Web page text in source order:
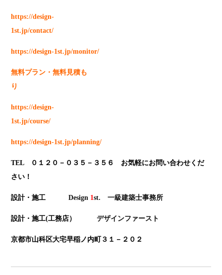
https://design-
1st.jp/contact/
https://design-1st.jp/monitor/
無料プラン・無料見積も
り
https://design-
1st.jp/course/
https://design-1st.jp/planning/
TEL ０１２０－０３５－３５６ お気軽にお問い合わせくだ
さい！
設計・施工Design 1st. 一級建築士事務所
設計・施工(工務店）デザインファースト
京都市山科区大宅早稲ノ内町３１－２０２